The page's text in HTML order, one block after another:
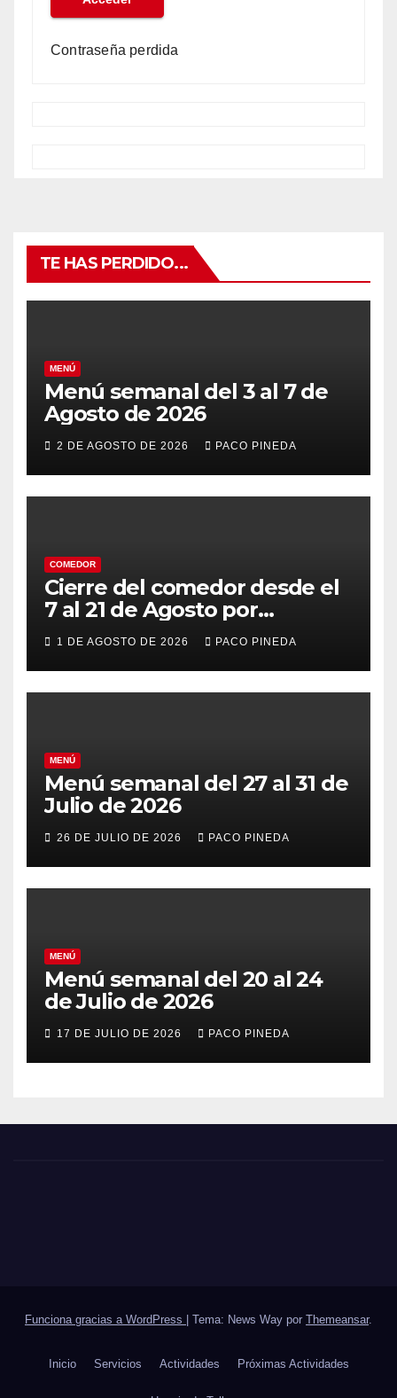
Contraseña perdida
TE HAS PERDIDO...
MENÚ
Menú semanal del 3 al 7 de
Agosto de 2026
2 DE AGOSTO DE 2026 PACO PINEDA
COMEDOR
Cierre del comedor desde el
7 al 21 de Agosto por
vacaciones
1 DE AGOSTO DE 2026 PACO PINEDA
MENÚ
Menú semanal del 27 al 31 de
Julio de 2026
26 DE JULIO DE 2026 PACO PINEDA
MENÚ
Menú semanal del 20 al 24
de Julio de 2026
17 DE JULIO DE 2026 PACO PINEDA
Funciona gracias a WordPress | Tema: News Way por Themeansar.
Inicio Servicios Actividades Próximas Actividades